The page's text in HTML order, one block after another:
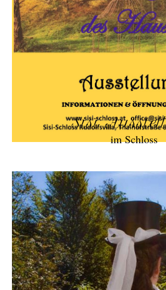
Sisi
im Schloss